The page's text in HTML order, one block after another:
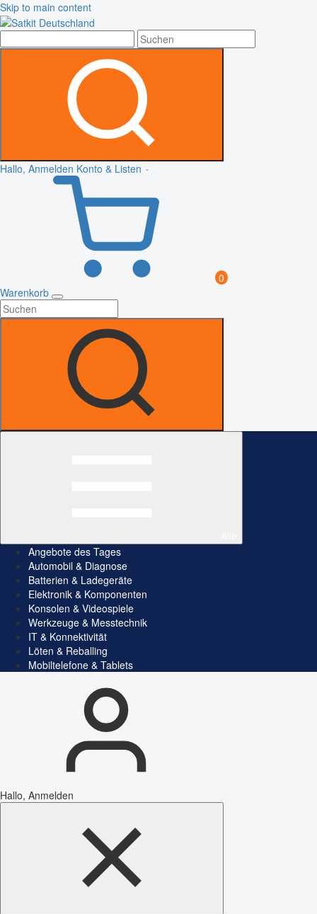
Skip to main content
Hallo, Anmelden Konto & Listen
0
Warenkorb
Angebote des Tages
Automobil & Diagnose
Batterien & Ladegeräte
Elektronik & Komponenten
Konsolen & Videospiele
Werkzeuge & Messtechnik
IT & Konnektivität
Löten & Reballing
Mobiltelefone & Tablets
Hallo, Anmelden